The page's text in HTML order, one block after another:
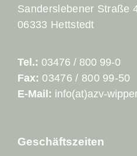
Sanderslebener Straße
06333 Hettstedt
Tel.: 03476 / 800 99-0
Fax: 03476 / 800 99-50
E-Mail: info(at)azv-
Geschäftszeiten